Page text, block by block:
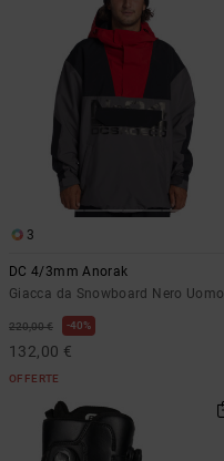
3
DC 4/3mm Anorak
Giacca da Snowboard Nero Uomo
220,00 € 40%
132,00 €
OFFERTE